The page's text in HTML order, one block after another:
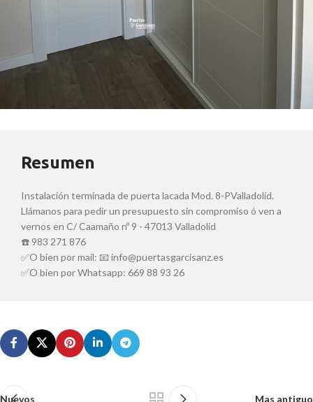
Resumen
Instalación terminada de puerta lacada Mod. 8-PValladolid.
Llámanos para pedir un presupuesto sin compromiso ó ven a
vernos en C/ Caamaño nº 9 - 47013 Valladolid
☎️ 983 271 876
✅O bien por mail: 📧 info@puertasgarcisanz.es
✅O bien por Whatsapp: 669 88 93 26
Nuevos Mas antiguo